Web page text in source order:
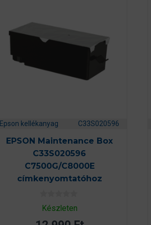
Epson kellékanyag C33S020596
EPSON Maintenance Box
C33S020596
C7500G/C8000E
címkenyomtatóhoz
0
aKészleten